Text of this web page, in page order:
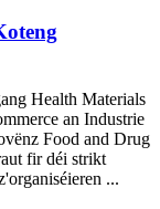
Health Materials
an Industrie
Food and Drug
fir déi strikt
...